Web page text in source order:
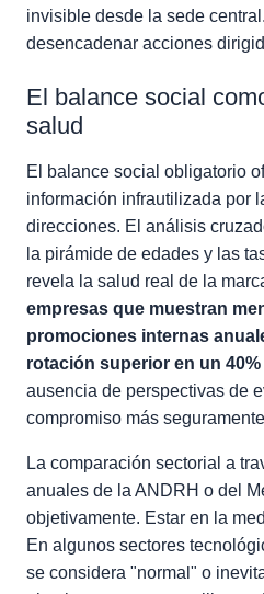
invisible desde la sede
desencadenar acciones
El balance social
salud
El balance social obligatorio
información infrautilizada por
direcciones. El análisis
la pirámide de edades y las
revela la salud real de la
empresas que muestran
promociones internas
rotación superior en un 40%
ausencia de perspectivas de
compromiso más
La comparación sectorial a
anuales de la ANDRH o del
objetivamente. Estar en la
En algunos sectores
se considera "normal" o